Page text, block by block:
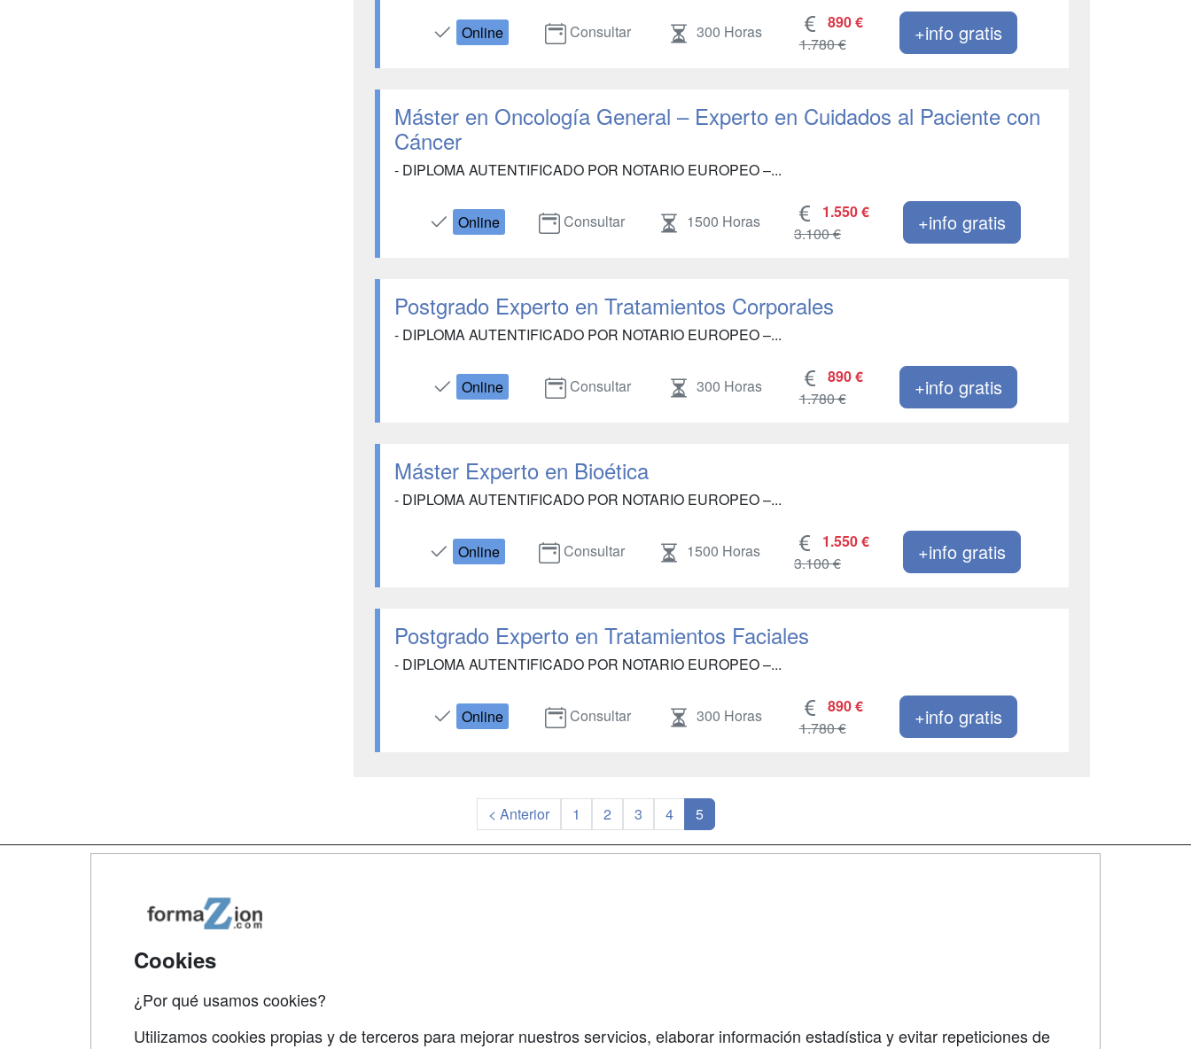
Online Consultar 300 Horas
890 €
1.780 €
+info gratis
Máster en Oncología General – Experto en Cuidados al Paciente con
Cáncer
- DIPLOMA AUTENTIFICADO POR NOTARIO EUROPEO –...
Online Consultar 1500 Horas
1.550 €
3.100 €
+info gratis
Postgrado Experto en Tratamientos Corporales
- DIPLOMA AUTENTIFICADO POR NOTARIO EUROPEO –...
Online Consultar 300 Horas
890 €
1.780 €
+info gratis
Máster Experto en Bioética
- DIPLOMA AUTENTIFICADO POR NOTARIO EUROPEO –...
Online Consultar 1500 Horas
1.550 €
3.100 €
+info gratis
Postgrado Experto en Tratamientos Faciales
- DIPLOMA AUTENTIFICADO POR NOTARIO EUROPEO –...
Online Consultar 300 Horas
890 €
1.780 €
+info gratis
< Anterior 1 2 3 4 5
Cookies
¿Por qué usamos cookies?
Utilizamos cookies propias y de terceros para mejorar nuestros servicios, elaborar información estadística y evitar repeticiones de